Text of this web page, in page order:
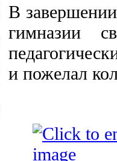
Педагоги
победителями
этапа XXI
В завершении
гимназии
и пожелал